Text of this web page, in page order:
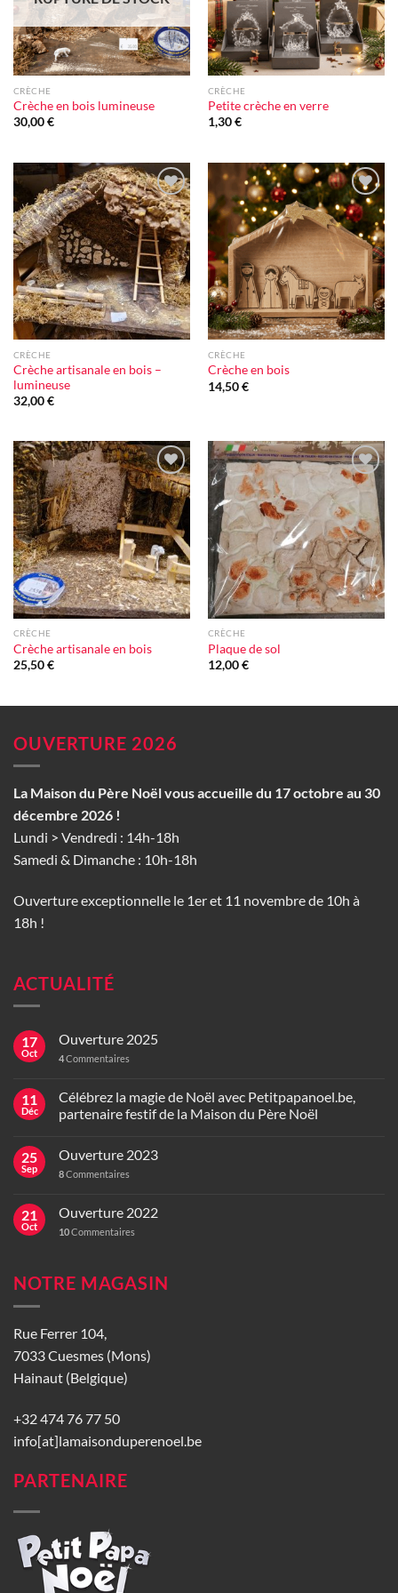
CRÈCHE
Crèche en bois lumineuse
30,00€
CRÈCHE
Petite crèche en verre
1,30€
Ajouter
à la liste
d'envie
CRÈCHE
Crèche artisanale en bois –
lumineuse
32,00€
Ajouter
à la liste
d'envie
CRÈCHE
Crèche en bois
14,50€
Ajouter
à la liste
d'envie
CRÈCHE
Crèche artisanale en bois
25,50€
Ajouter
d'envie
CRÈCHE
Plaque de sol
12,00€
OUVERTURE 2026
La Maison du Père Noël vous accueille du 17 octobre au 30
décembre 2026 !
Lundi > Vendredi : 14h-18h
Samedi & Dimanche : 10h-18h
Ouverture exceptionnelle le 1er et 11 novembre de 10h à
18h !
ACTUALITÉ
17
Oct
Ouverture 2025
4Commentaires
11
Déc
Célébrez la magie de Noël avec Petitpapanoel.be,
partenaire festif de la Maison du Père Noël
25
Sep
Ouverture 2023
8Commentaires
21
Oct
Ouverture 2022
10Commentaires
NOTRE MAGASIN
Rue Ferrer 104,
7033 Cuesmes (Mons)
Hainaut (Belgique)
+32 474 76 77 50
info[at]lamaisonduperenoel.be
PARTENAIRE